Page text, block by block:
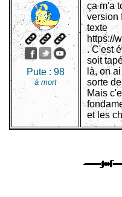
Pute : 98
à mort
ça m'a
version
texte
https://
. C'est
soit
là, on
sorte
Mais
et les